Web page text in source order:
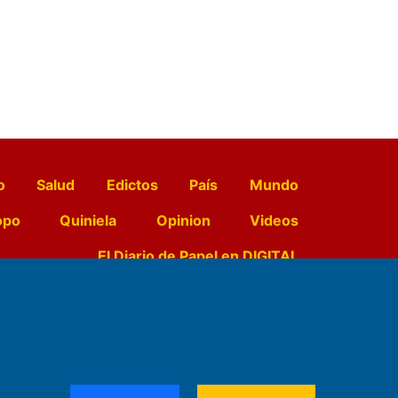
Salud Edictos País
Mundo
Quiniela Opinion
Videos
El Diario de Papel en DIGITAL